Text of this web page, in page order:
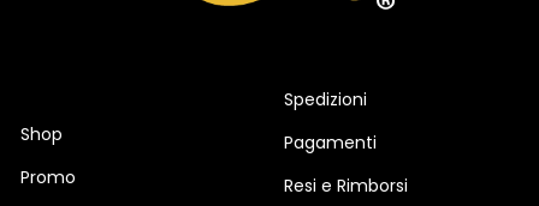
Shop
Promo
Spedizioni
Pagamenti
Resi e Rimborsi